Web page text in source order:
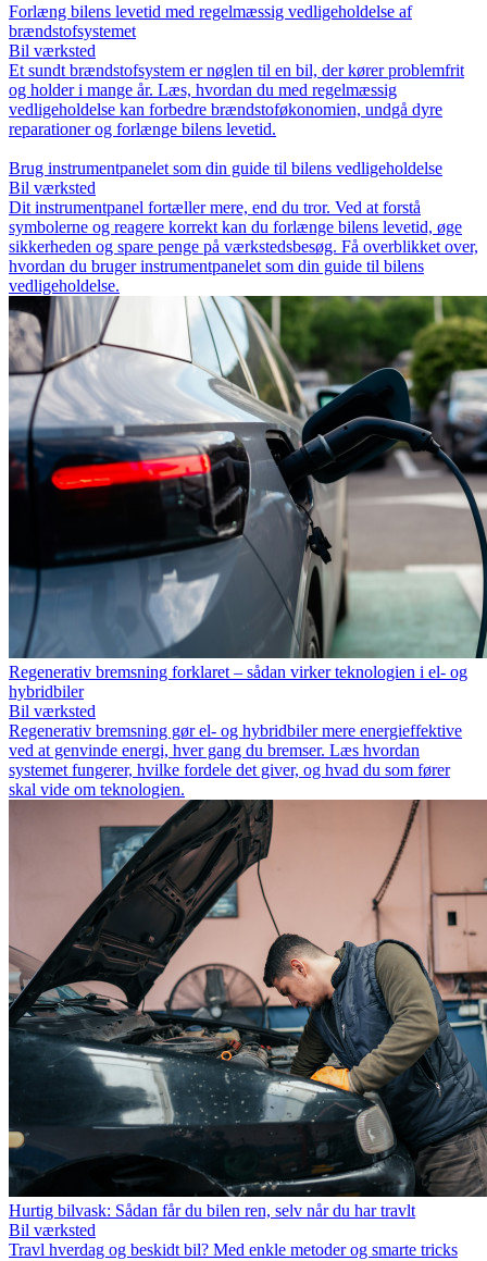
Forlæng bilens levetid med regelmæssig vedligeholdelse af
brændstofsystemet
Bil værksted
Et sundt brændstofsystem er nøglen til en bil, der kører problemfrit
og holder i mange år. Læs, hvordan du med regelmæssig
vedligeholdelse kan forbedre brændstoføkonomien, undgå dyre
reparationer og forlænge bilens levetid.
Brug instrumentpanelet som din guide til bilens vedligeholdelse
Bil værksted
Dit instrumentpanel fortæller mere, end du tror. Ved at forstå
symbolerne og reagere korrekt kan du forlænge bilens levetid, øge
sikkerheden og spare penge på værkstedsbesøg. Få overblikket over,
hvordan du bruger instrumentpanelet som din guide til bilens
vedligeholdelse.
Regenerativ bremsning forklaret – sådan virker teknologien i el- og
hybridbiler
Bil værksted
Regenerativ bremsning gør el- og hybridbiler mere energieffektive
ved at genvinde energi, hver gang du bremser. Læs hvordan
systemet fungerer, hvilke fordele det giver, og hvad du som fører
skal vide om teknologien.
Hurtig bilvask: Sådan får du bilen ren, selv når du har travlt
Bil værksted
Travl hverdag og beskidt bil? Med enkle metoder og smarte tricks